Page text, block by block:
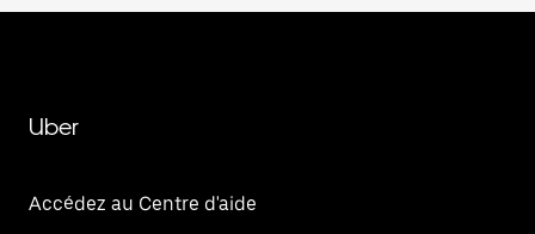
Uber
Accédez au Centre d'aide